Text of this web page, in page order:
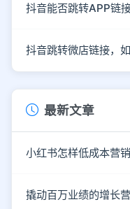
抖音能否跳转APP链
抖音跳转微店链接，
最新文章
小红书怎样低成本营销
撬动百万业绩的增长